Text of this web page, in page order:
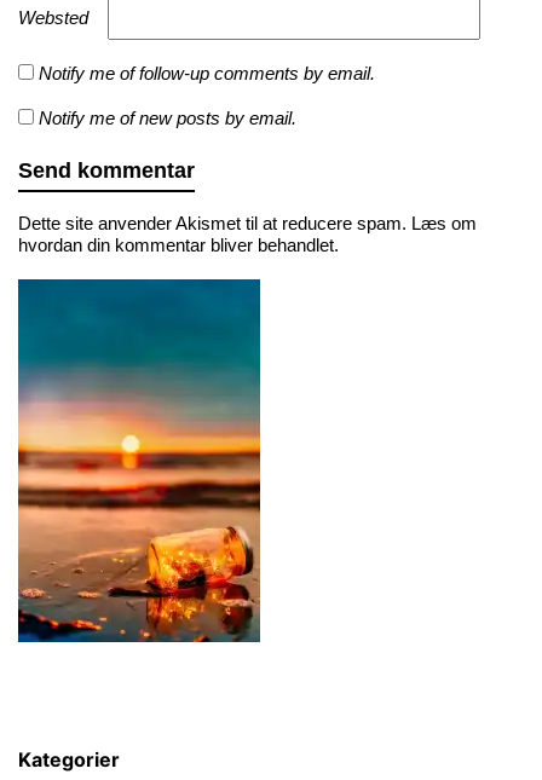
Websted
Notify me of follow-up comments by email.
Notify me of new posts by email.
Dette site anvender Akismet til at reducere spam. Læs om
hvordan din kommentar bliver behandlet.
Kategorier